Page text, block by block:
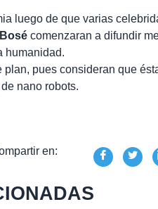
luego de que varias
comenzaran a difundir
humanidad.
pues consideran que
nano robots.
en: